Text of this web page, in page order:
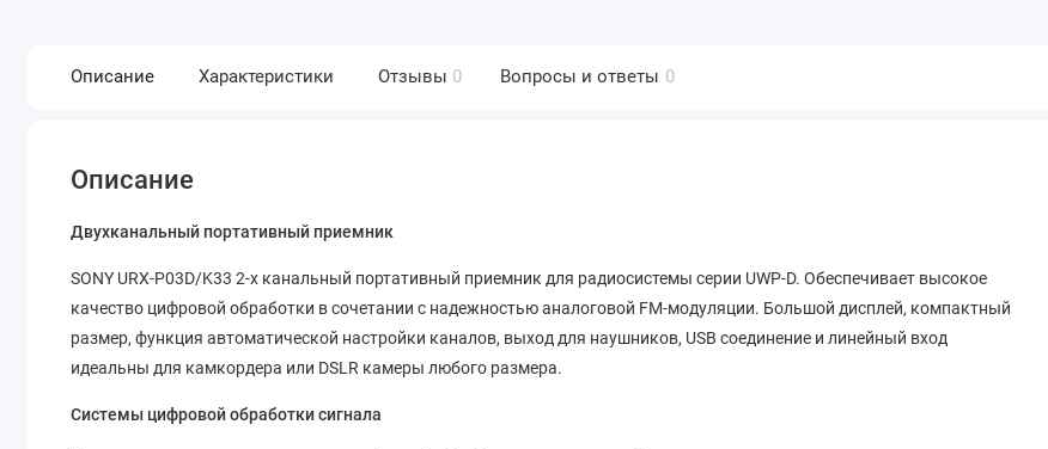
Описание Характеристики Отзывы 0 Вопросы и ответы 0
Описание
Двухканальный портативный приемник
SONY URX-P03D/K33 2-х канальный портативный приемник для радиосистемы серии UWP-D. Обеспечивает высокое
качество цифровой обработки в сочетании с надежностью аналоговой FM-модуляции. Большой дисплей, компактный
размер, функция автоматической настройки каналов, выход для наушников, USB соединение и линейный вход
идеальны для камкордера или DSLR камеры любого размера.
Системы цифровой обработки сигнала